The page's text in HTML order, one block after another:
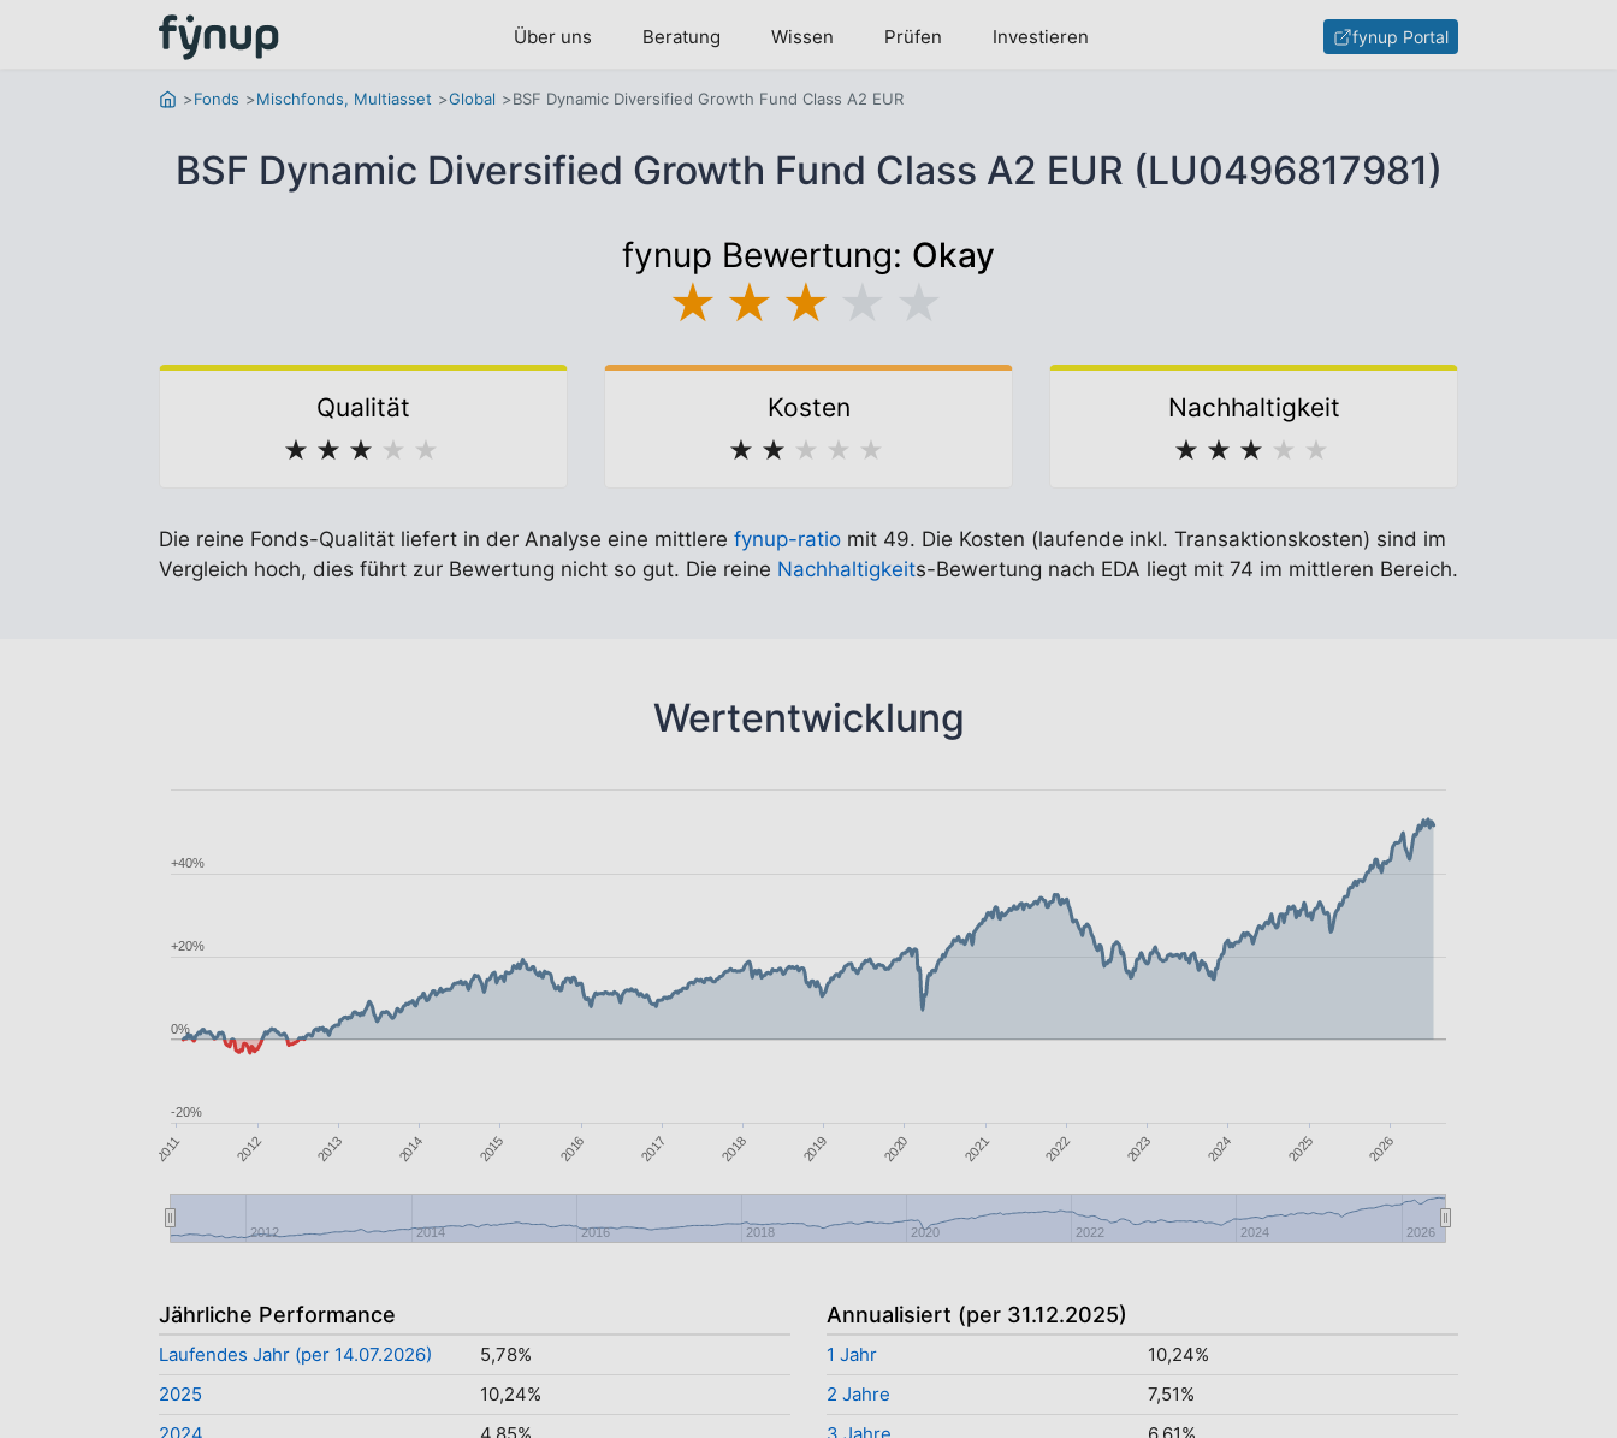
Über uns Beratung Wissen Prüfen Investieren fynup Portal
Fonds Mischfonds, Multiasset Global BSF Dynamic Diversified Growth Fund Class A2 EUR
BSF Dynamic Diversified Growth Fund Class A2 EUR (LU0496817981)
fynup Bewertung: Okay
★ ★ ★
Qualität
★ ★ ★ ★ ★
Kosten
★ ★ ★ ★ ★
Nachhaltigkeit
★ ★ ★ ★ ★
Die reine Fonds-Qualität liefert in der Analyse eine mittlere fynup-ratio mit 49. Die Kosten (laufende inkl. Transaktionskosten) sind im
Vergleich hoch, dies führt zur Bewertung nicht so gut. Die reine Nachhaltigkeits-Bewertung nach EDA liegt mit 74 im mittleren Bereich.
Wertentwicklung
2011 2012 2013 2014 2015 2016 2017 2018 2019 2020 2021 2022 2023 2024 2025 2026
2012 2014 2016 2018 2020 2022 2024 2026
-20%
0%
+20%
+40%
Jährliche Performance
Laufendes Jahr (per 14.07.2026)
5,78%
2025
10,24%
Annualisiert (per 31.12.2025)
1 Jahr
10,24%
2 Jahre
7,51%